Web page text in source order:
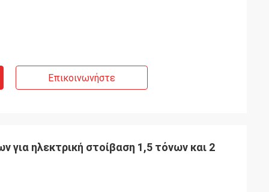
Επικοινωνήστε
ηλεκτρική στοίβαση 1,5 τόνων και 2